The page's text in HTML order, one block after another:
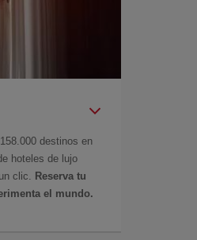
destinos en
hoteles de lujo
clic.
Reserva tu
el mundo.